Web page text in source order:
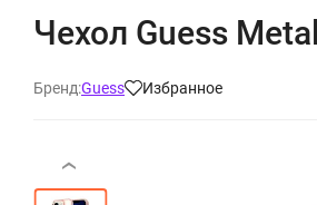
Чехол Guess
Бренд:Guess Избранное
‹